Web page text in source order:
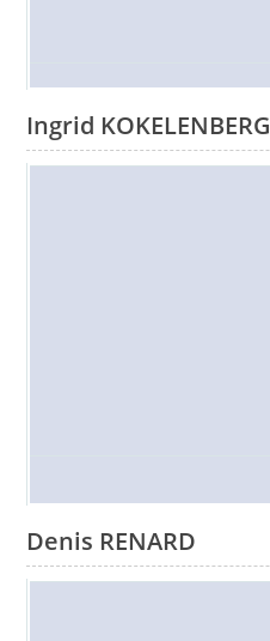
Ingrid KOKELENBERG
Denis RENARD